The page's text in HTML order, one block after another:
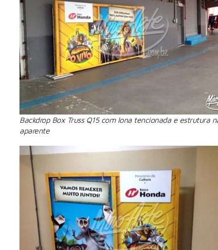
Backdrop Box Truss Q15 com lona tencionada e estrutura
aparente